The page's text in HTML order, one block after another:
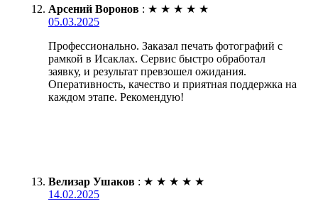
Арсений Воронов : ★ ★ ★ ★ ★
05.03.2025
Профессионально. Заказал печать фотографий с
рамкой в Исаклах. Сервис быстро обработал
заявку, и результат превзошел ожидания.
Оперативность, качество и приятная поддержка на
каждом этапе. Рекомендую!
Велизар Ушаков : ★ ★ ★ ★ ★
14.02.2025